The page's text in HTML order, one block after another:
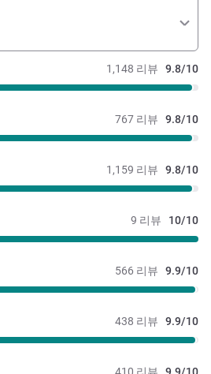
1,148 리뷰 9.8/10
767 리뷰 9.8/10
1,159 리뷰 9.8/10
9 리뷰 10/10
566 리뷰 9.9/10
438 리뷰 9.9/10